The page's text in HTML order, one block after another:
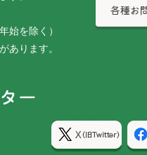
始を除く）
あります。